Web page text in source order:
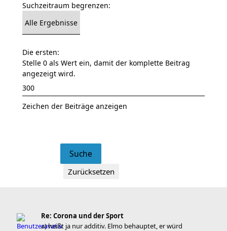
Suchzeitraum begrenzen:
Die ersten:
Stelle 0 als Wert ein, damit der komplette Beitrag
angezeigt wird.
Zeichen der Beiträge anzeigen
Re: Corona und der Sport
a) heißt ja nur additiv. Elmo behauptet, er würd